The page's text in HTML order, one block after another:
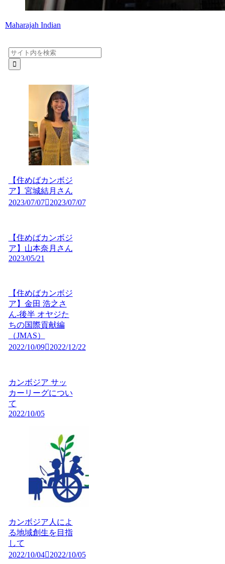
Maharajah Indian
【住めばカンボジ
ア】宮城結月さん
2023/07/07
2023/07/07
【住めばカンボジ
ア】山本奈月さん
2023/05/21
【住めばカンボジ
ア】金田 浩之さ
ん-後半 オヤジた
ちの国際貢献編
（JMAS）
2022/10/09
2022/12/22
カンボジア サッ
カーリーグについ
て
2022/10/05
カンボジア人によ
る地域創生を目指
して
2022/10/04
2022/10/05